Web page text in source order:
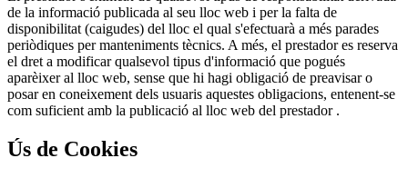
de la informació publicada al seu lloc web i per la falta de
disponibilitat (caigudes) del lloc el qual s'efectuarà a més parades
periòdiques per manteniments tècnics. A més, el prestador es reserva
el dret a modificar qualsevol tipus d'informació que pogués
aparèixer al lloc web, sense que hi hagi obligació de preavisar o
posar en coneixement dels usuaris aquestes obligacions, entenent-se
com suficient amb la publicació al lloc web del prestador .
Ús de Cookies